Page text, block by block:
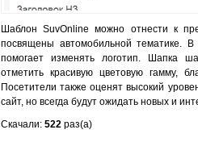
Шаблон SuvOnline можно отнести к
посвящены автомобильной тематике.
помогает изменять логотип. Шапка
отметить красивую цветовую гамму,
Посетители также оценят высокий
сайт, но всегда будут ожидать новых и
Скачали: 522 раз(а)